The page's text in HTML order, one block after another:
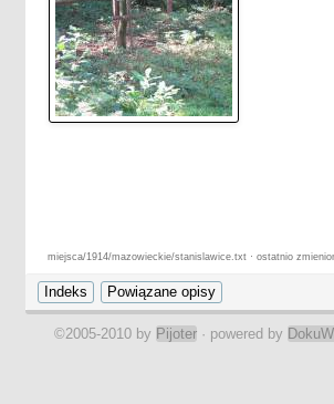
miejsca/1914/mazowieckie/stanislawice.txt · ostatnio
©2005-2010 by Pijoter · powered by